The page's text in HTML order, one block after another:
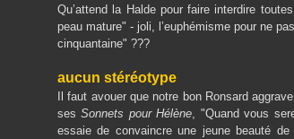
Qu’attend la Halde pour faire interdire
peau mature" - joli, l’euphémisme pour ne
cinquantaine" ???
aucun stéréotype
Il faut avouer que notre bon Ronsard
sesSonnets pour Hélène, "Quand vous
essaie de convaincre une jeune beauté